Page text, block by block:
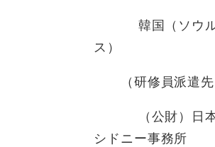
韓国（ソウル）
ス）
（研修員派遣先
（公財）日本台
シドニー事務所